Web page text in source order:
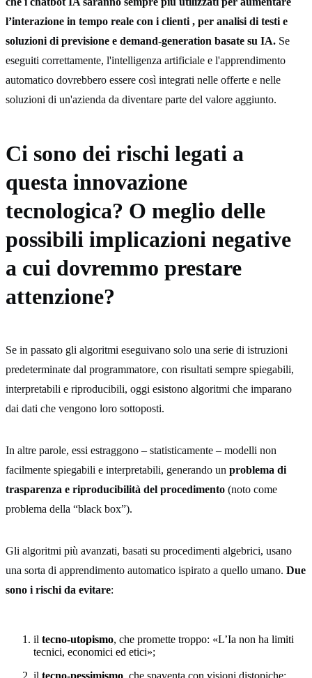
l’interazione in tempo reale con i clienti , per analisi di testi e
soluzioni di previsione e demand-generation basate su IA. Se
eseguiti correttamente, l'intelligenza artificiale e l'apprendimento
automatico dovrebbero essere così integrati nelle offerte e nelle
soluzioni di un'azienda da diventare parte del valore aggiunto.
Ci sono dei rischi legati a
questa innovazione
tecnologica? O meglio delle
possibili implicazioni negative
a cui dovremmo prestare
attenzione?
Se in passato gli algoritmi eseguivano solo una serie di istruzioni
predeterminate dal programmatore, con risultati sempre spiegabili,
interpretabili e riproducibili, oggi esistono algoritmi che imparano
dai dati che vengono loro sottoposti.
In altre parole, essi estraggono – statisticamente – modelli non
facilmente spiegabili e interpretabili, generando un problema di
trasparenza e riproducibilità del procedimento (noto come
problema della “black box”).
Gli algoritmi più avanzati, basati su procedimenti algebrici, usano
una sorta di apprendimento automatico ispirato a quello umano. Due
sono i rischi da evitare:
il tecno-utopismo, che promette troppo: «L’Ia non ha limiti
tecnici, economici ed etici»;